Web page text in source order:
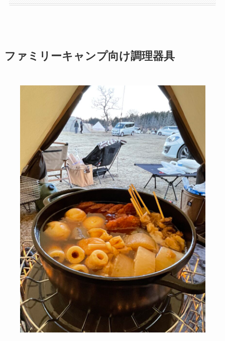
ファミリーキャンプ向け調理器具